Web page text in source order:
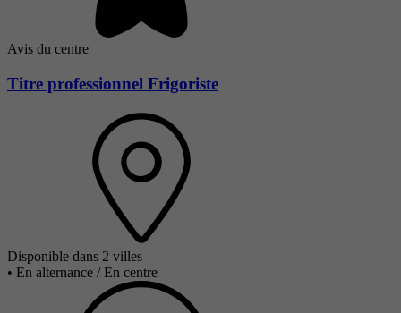
Avis du centre
Titre professionnel Frigoriste
Disponible dans 2 villes
• En alternance / En centre